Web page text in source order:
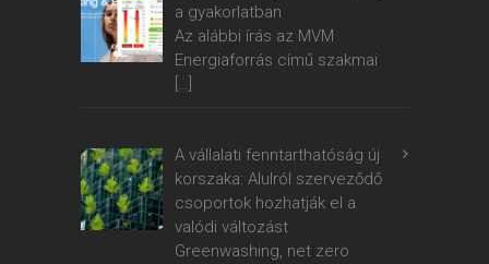
a gyakorlatban
Az alábbi írás az MVM
Energiaforrás című szakmai
A vállalati fenntarthatóság új
korszaka: Alulról szerveződő
csoportok hozhatják el a
valódi változást
Greenwashing, net zero